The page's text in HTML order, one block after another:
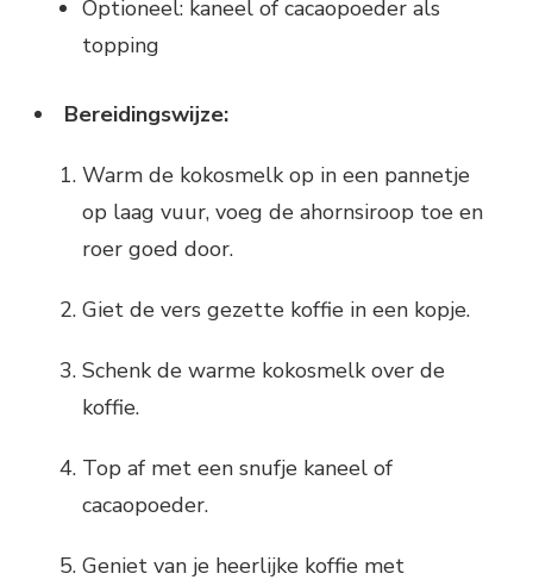
Optioneel: kaneel of cacaopoeder als
topping
Bereidingswijze:
Warm de kokosmelk op in een pannetje
op laag vuur, voeg de ahornsiroop toe en
roer goed door.
Giet de vers gezette koffie in een kopje.
Schenk de warme kokosmelk over de
koffie.
Top af met een snufje kaneel of
cacaopoeder.
Geniet van je heerlijke koffie met